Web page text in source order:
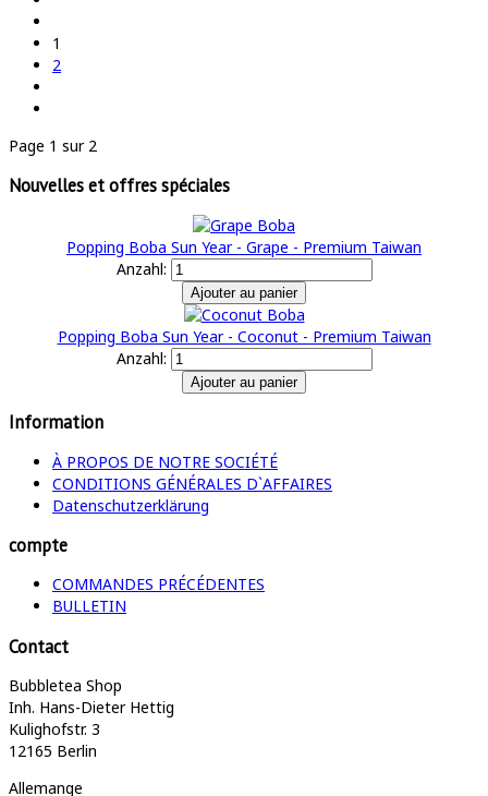
1
2
Page 1 sur 2
Nouvelles et offres spéciales
Popping Boba Sun Year - Grape - Premium Taiwan
Anzahl:
Popping Boba Sun Year - Coconut - Premium Taiwan
Anzahl:
Information
À PROPOS DE NOTRE SOCIÉTÉ
CONDITIONS GÉNÉRALES D`AFFAIRES
Datenschutzerklärung
compte
COMMANDES PRÉCÉDENTES
BULLETIN
Contact
Bubbletea Shop
Inh. Hans-Dieter Hettig
Kulighofstr. 3
12165 Berlin
Allemange